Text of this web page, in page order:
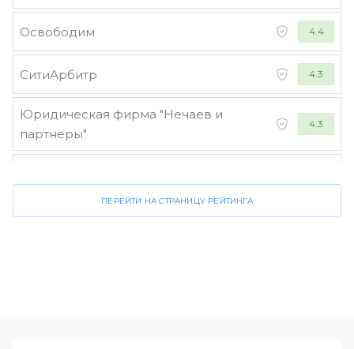
Освободим 4.4
СитиАрбитр 4.3
Юридическая фирма "Нечаев и
партнеры"
4.3
ПЕРЕЙТИ НА СТРАНИЦУ РЕЙТИНГА